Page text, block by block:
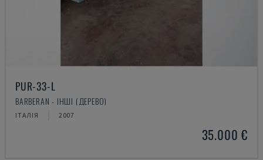
PUR-33-L
BARBERAN - ІНШІ (ДЕРЕВО)
ІТАЛІЯ 2007
35.000 €